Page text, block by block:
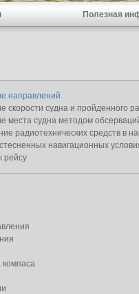
Полезная
направлений
скорости судна и пройденного
места судна методом
радиотехнических средств в
навигационных
рейсу
компаса